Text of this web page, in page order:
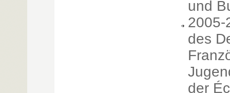
und
2005-
des
der